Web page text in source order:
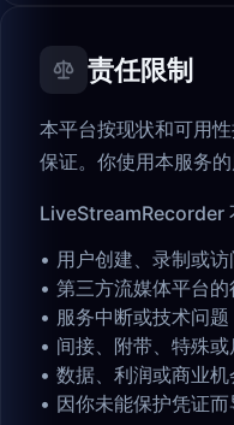
责任限制
本平台按现状和可用
保证。你使用本服务的
LiveStreamRecorder
• 用户创建、录制或
• 第三方流媒体平台的
• 服务中断或技术问题
• 间接、附带、特殊
• 数据、利润或商业机
• 因你未能保护凭证